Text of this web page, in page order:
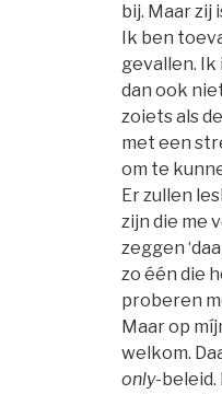
bij. Maar zij
Ik ben
gevallen.
dan ook
zoiets als
met een
om te
Er zullen
zijn die me
zeggen
zo één die
proberen
Maar op
welkom.
only-beleid.